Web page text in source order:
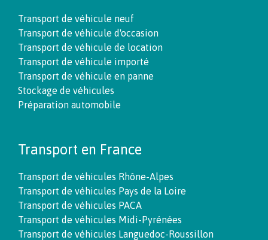
Transport de véhicule neuf
Transport de véhicule d'occasion
Transport de véhicule de location
Transport de véhicule importé
Transport de véhicule en panne
Stockage de véhicules
Préparation automobile
Transport en France
Transport de véhicules Rhône-Alpes
Transport de véhicules Pays de la Loire
Transport de véhicules PACA
Transport de véhicules Midi-Pyrénées
Transport de véhicules Languedoc-Roussillon